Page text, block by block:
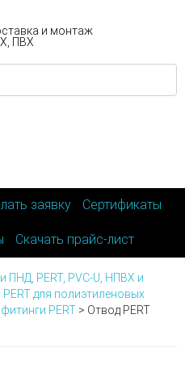
и монтаж
ПВХ
заявку Сертификаты
Скачать прайс-лист
ПНД, PERT, PVC-U, НПВХ и
PERT для полиэтиленовых
PERT > Отвод PERT